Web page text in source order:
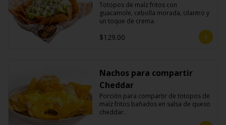
Totopos de maíz fritos con
guacamole, cebolla morada, cilantro y
un toque de crema.
$129.00
Nachos para compartir
Cheddar
Porción para compartir de totopos de
maíz fritos bañados en salsa de queso
cheddar.